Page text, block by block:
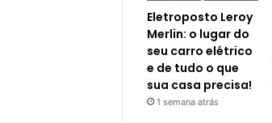
Eletroposto Leroy
Merlin: o lugar do
seu carro elétrico
e de tudo o que
sua casa precisa!
1 semana atrás